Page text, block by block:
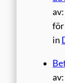
av:
för
in
av: